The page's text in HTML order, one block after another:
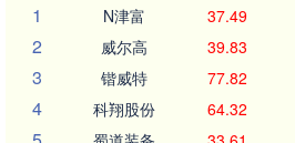
1
N津富 37.49
2 威尔高 39.83
3 锴威特 77.82
4 科翔股份 64.32